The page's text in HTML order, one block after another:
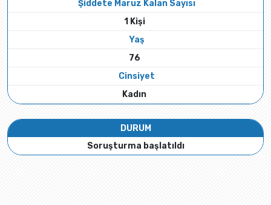
Şiddete Maruz Kalan Sayısı
1 Kişi
Yaş
76
Cinsiyet
Kadın
DURUM
Soruşturma başlatıldı